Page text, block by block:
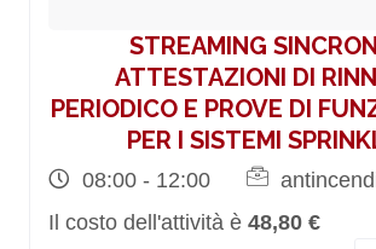
STREAMING
ATTESTAZIONI DI
PERIODICO E PROVE DI
PER I SISTEMI
08:00 - 12:00
Il costo dell'attività è 48,80 €